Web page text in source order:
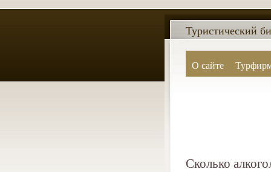
О сайте
Туристический
Сколько